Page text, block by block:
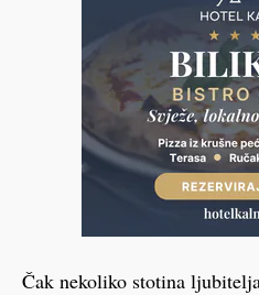
Čak nekoliko stotina